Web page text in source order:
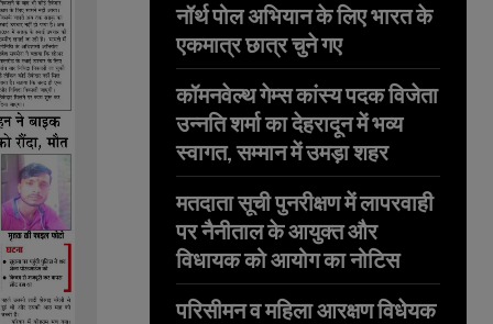
नॉर्थ पोल अभियान के लिए भारत के
एकमात्र छात्र चुने गए
कॉमनवेल्थ गेम्स कांस्य पदक विजेता
उन्नति शर्मा का देहरादून में भव्य
स्वागत, सम्मान में उमड़ा शहर
मतदाता सूची पुनरीक्षण में लापरवाही
पर नैनीताल के आयुक्त और
विधायक को आयोग का नोटिस
परिसीमन व महिला आरक्षण विधेयक